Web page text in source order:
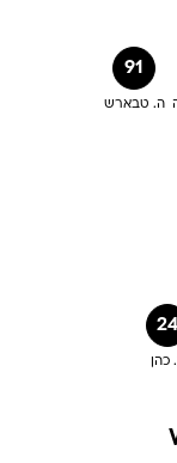
91
ה. טבארש
24
כהן